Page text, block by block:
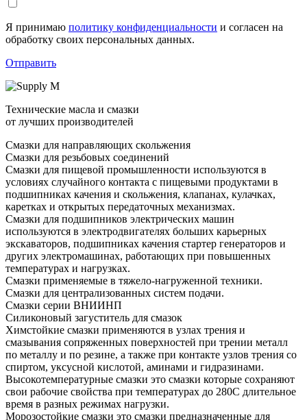
Я принимаю политику конфиденциальности и согласен на
обработку своих персональных данных.
Отправить
Технические масла и смазки
от лучших производителей
Смазки для направляющих скольжения
Смазки для резьбовых соединений
Смазки для пищевой промышленности используются в
условиях случайного контакта с пищевыми продуктами в
подшипниках качения и скольжения, клапанах, кулачках,
каретках и открытых передаточных механизмах.
Смазки для подшипников электрических машин
используются в электродвигателях больших карьерных
экскаваторов, подшипниках качения стартер генераторов и
других электромашинах, работающих при повышенных
температурах и нагрузках.
Смазки применяемые в тяжело-нагруженной техники.
Смазки для централизованных систем подачи.
Смазки серии ВНИИНП
Силиконовый загуститель для смазок
Химстойкие смазки применяются в узлах трения и
смазывания сопряженных поверхностей при трении металл
по металлу и по резине, а также при контакте узлов трения со
спиртом, уксусной кислотой, аминами и гидразинами.
Высокотемпературные смазки это смазки которые сохраняют
свои рабочие свойства при температурах до 280С длительное
время в разных режимах нагрузки.
Морозостойкие смазки это смазки предназначенные для